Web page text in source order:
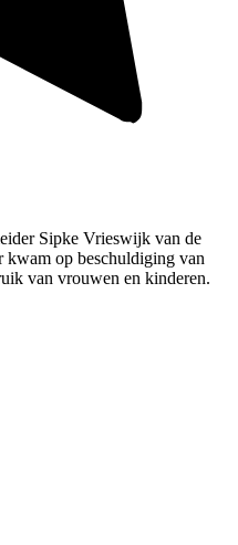
Sipke Vrieswijk van de
kwam op beschuldiging van
van vrouwen en kinderen.